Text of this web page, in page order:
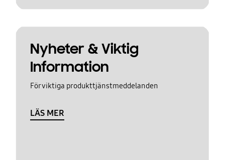
Nyheter & Viktig
Information
För viktiga produkttjänstmeddelanden
LÄS MER